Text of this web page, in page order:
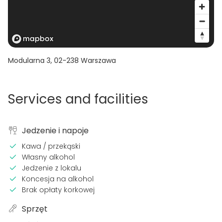
Modularna 3, 02-238 Warszawa
Services and facilities
Jedzenie i napoje
Kawa / przekąski
Własny alkohol
Jedzenie z lokalu
Koncesja na alkohol
Brak opłaty korkowej
Sprzęt